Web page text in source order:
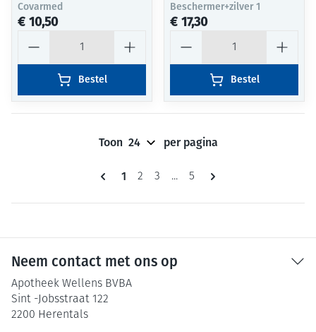
Covarmed
€ 10,50
Bestel
Beschermer+zilver 1
€ 17,30
Bestel
Pagina's
U lees momenteel pagina
1 Pagina
2 Pagina
3 ... Pagina
5
Toon per pagina
Neem contact met ons op
Apotheek Wellens BVBA
Sint -Jobsstraat 122
2200 Herentals